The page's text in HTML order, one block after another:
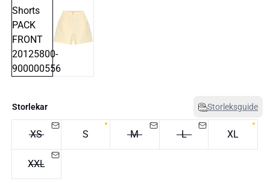
Storlekar Storleksguide
XS S M L XL
XXL